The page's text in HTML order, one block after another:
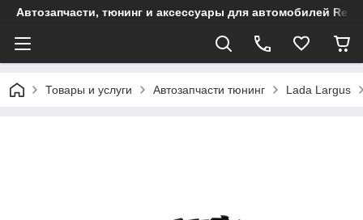
Автозапчасти, тюнинг и аксессуары для автомобилей
Товары и услуги Автозапчасти тюнинг Lada Largus